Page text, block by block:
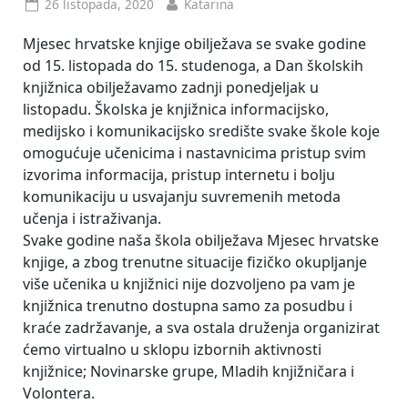
26 listopada, 2020 Katarina
Mjesec hrvatske knjige obilježava se svake godine
od 15. listopada do 15. studenoga, a Dan školskih
knjižnica obilježavamo zadnji ponedjeljak u
listopadu. Školska je knjižnica informacijsko,
medijsko i komunikacijsko središte svake škole koje
omogućuje učenicima i nastavnicima pristup svim
izvorima informacija, pristup internetu i bolju
komunikaciju u usvajanju suvremenih metoda
učenja i istraživanja.
Svake godine naša škola obilježava Mjesec hrvatske
knjige, a zbog trenutne situacije fizičko okupljanje
više učenika u knjižnici nije dozvoljeno pa vam je
knjižnica trenutno dostupna samo za posudbu i
kraće zadržavanje, a sva ostala druženja organizirat
ćemo virtualno u sklopu izbornih aktivnosti
knjižnice; Novinarske grupe, Mladih knjižničara i
Volontera.